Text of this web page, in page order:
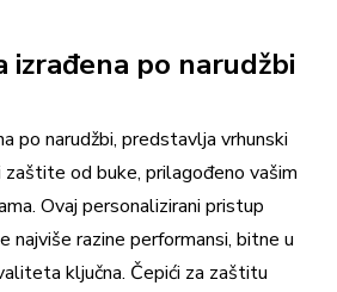
izrađena po narudžbi
po narudžbi, predstavlja vrhunski
od buke, prilagođeno vašim
Ovaj personalizirani pristup
najviše razine performansi, bitne u
ključna. Čepići za zaštitu